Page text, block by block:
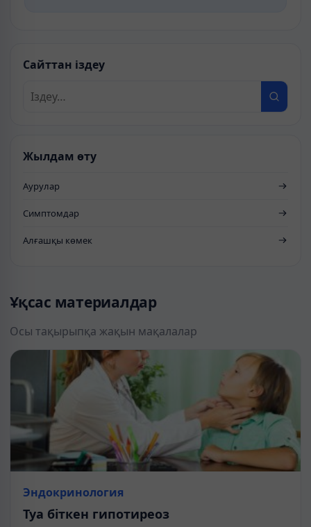
Сайттан іздеу
Жылдам өту
Аурулар
Симптомдар
Алғашқы көмек
Ұқсас материалдар
Осы тақырыпқа жақын мақалалар
Эндокринология
Туа біткен гипотиреоз